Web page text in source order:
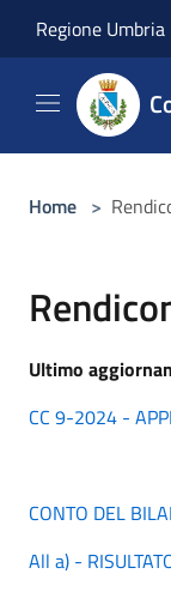
Regione Umbria
Home >
Ultimo
CC 9-2024 -
CONTO DEL
All a) -